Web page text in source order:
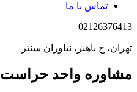
تماس با ما
02126376413
تهران، خ باهنر، نیاوران سنتر
مشاوره واحد حراست